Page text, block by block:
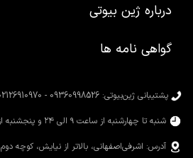
خرید شوینده صورت
خرید رژ لب
درباره ژین بیوتی
تماس با ما
محصولات سیمپل
گواهی نامه ها
پشتیبانی ژین‌بیوتی: 09360998526 - 02126910970
شنبه تا چهارشنبه از ساعت ۹ الی ۲۴ و پنجشنبه از ساعت ۹ الی ۲۲
آدرس: اشرفی‌اصفهانی، بالاتر از نیایش، کوچه دوم